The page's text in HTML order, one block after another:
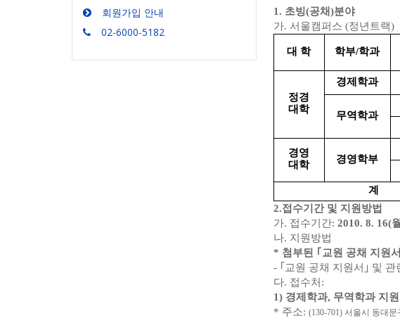
회원가입 안내
02-6000-5182
1. 초빙(공채)분야
가. 서울캠퍼스 (정년트랙)
대 학 학부/학과
정경
대학
경제학과
무역학과
경영
대학
경영학부
계
2.접수기간 및 지원방법
가. 접수기간: 2010. 8. 16(
나. 지원방법
* 첨부된 ｢교원 공채 지원
- ｢교원 공채 지원서｣ 및 관
다. 접수처:
1) 경제학과, 무역학과 지
* 주소: (130-701) 서울시 동대